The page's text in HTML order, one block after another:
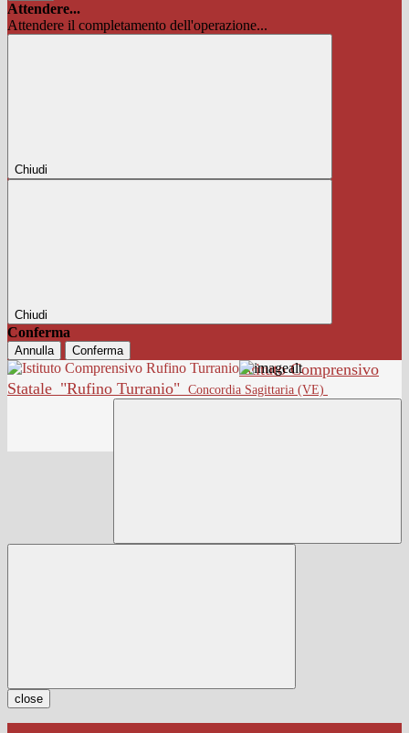
Attendere...
Attendere il completamento dell'operazione...
Chiudi
Chiudi
Conferma
Annulla Conferma
Istituto Comprensivo
Statale "Rufino Turranio" Concordia Sagittaria (VE)
close